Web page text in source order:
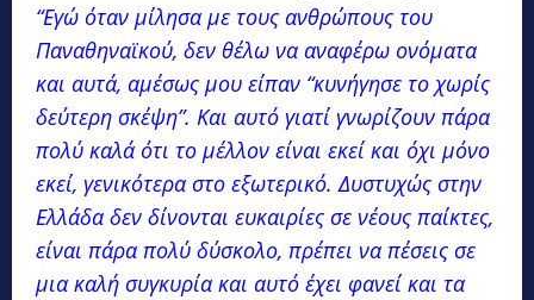
“Εγώ όταν μίλησα με τους ανθρώπους του
Παναθηναϊκού, δεν θέλω να αναφέρω ονόματα
και αυτά, αμέσως μου είπαν “κυνήγησε το χωρίς
δεύτερη σκέψη”. Και αυτό γιατί γνωρίζουν πάρα
πολύ καλά ότι το μέλλον είναι εκεί και όχι μόνο
εκεί, γενικότερα στο εξωτερικό. Δυστυχώς στην
Ελλάδα δεν δίνονται ευκαιρίες σε νέους παίκτες,
είναι πάρα πολύ δύσκολο, πρέπει να πέσεις σε
μια καλή συγκυρία και αυτό έχει φανεί και τα